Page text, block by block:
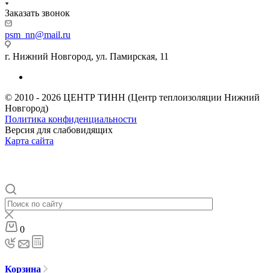
Заказать звонок
psm_nn@mail.ru
г. Нижний Новгород, ул. Памирская, 11
© 2010 - 2026 ЦЕНТР ТИНН (Центр теплоизоляции Нижний
Новгород)
Политика конфиденциальности
Версия для слабовидящих
Карта сайта
0
Корзина